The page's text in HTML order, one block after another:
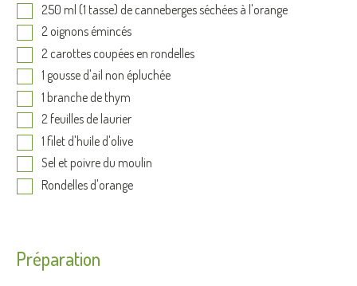
250 ml (1 tasse) de canneberges séchées à l'orange
2 oignons émincés
2 carottes coupées en rondelles
1 gousse d'ail non épluchée
1 branche de thym
2 feuilles de laurier
1 filet d'huile d'olive
Sel et poivre du moulin
Rondelles d'orange
Préparation